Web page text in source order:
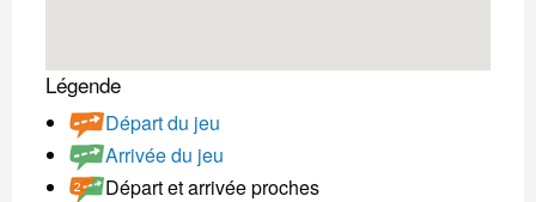
Légende
Départ du jeu
Arrivée du jeu
Départ et arrivée proches